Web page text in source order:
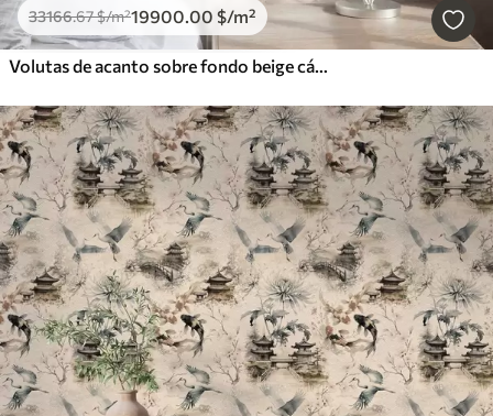
33166.67$/m²19900.00 $/m²
Volutas de acanto sobre fondo beige cálido